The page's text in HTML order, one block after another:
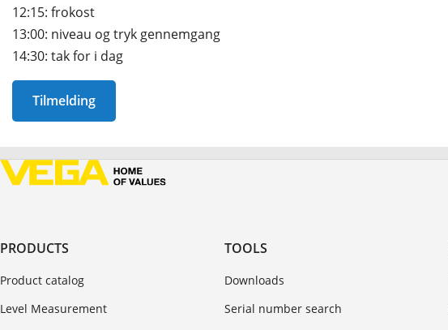
12:15: frokost
13:00: niveau og tryk gennemgang
14:30: tak for i dag
Tilmelding
PRODUCTS
Product catalog
Level Measurement
TOOLS
Downloads
Serial number search